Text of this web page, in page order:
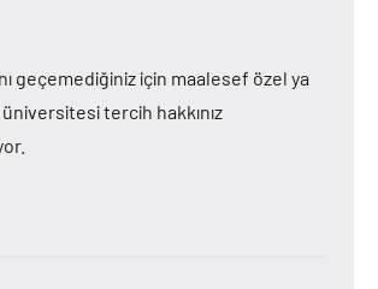
geçemediğiniz için maalesef özel ya
tercih hakkınız